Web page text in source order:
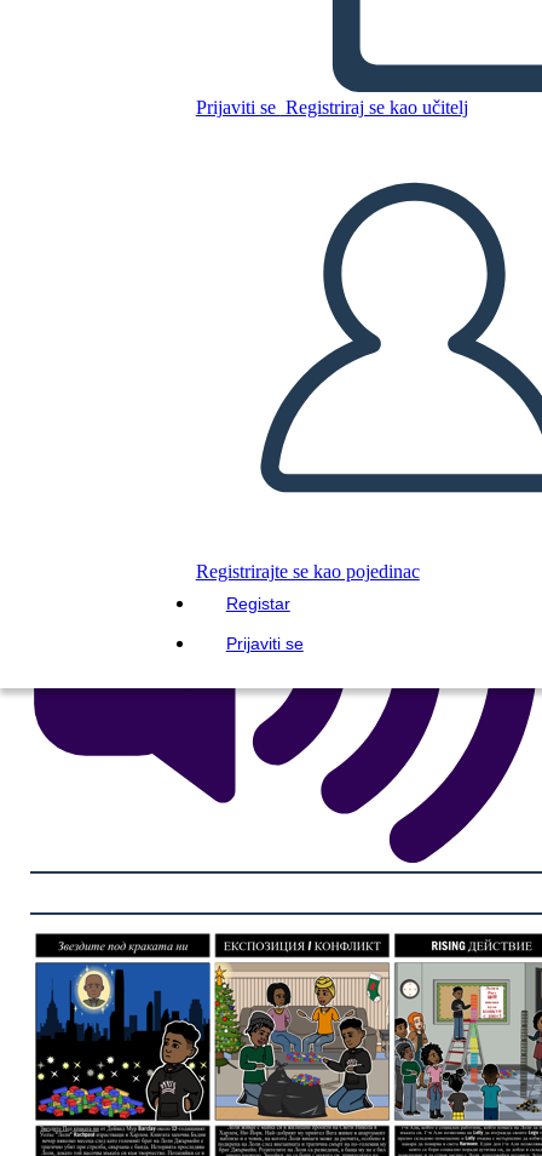
Prijaviti se Registriraj se kao učitelj
Registrirajte se kao pojedinac
Registar
Prijaviti se
Звездите под Краката ни
Kopirajte ovaj Storyboard
IZRADITE PLOČU SCENARIJA
REPRODUCIRAJ DIJAPROJEKCIJU
ČITAJ MI